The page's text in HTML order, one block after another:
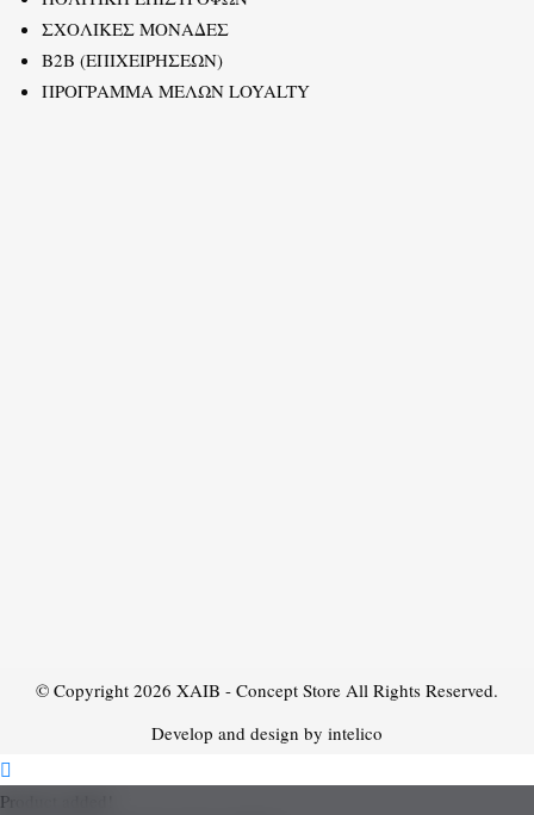
ΣΧΟΛΙΚΕΣ ΜΟΝΑΔΕΣ
B2B (ΕΠΙΧΕΙΡΗΣΕΩΝ)
ΠΡΟΓΡΑΜΜΑ ΜΕΛΩΝ LOYALTY
© Copyright 2026 XAIB - Concept Store All Rights Reserved.
Develop and design by intelico
Product added!